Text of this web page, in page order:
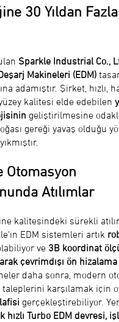
30 Yıldan
Sparkle Industrial Co.,
Makineleri (EDM)
adamıştır. Şirket, hızlı,
kalitesi elde edebilen
geliştirilmesine
gereği yavaş olduğu
Otomasyon
Atılımlar
kalitesindeki sürekli
EDM sistemleri artık
ve 3B koordinat
çevrimdışı ön hizalama
daha sonra, modern
taleplerini karşılamak için
gerçekleştirebiliyor.
hızlı Turbo EDM devresi,